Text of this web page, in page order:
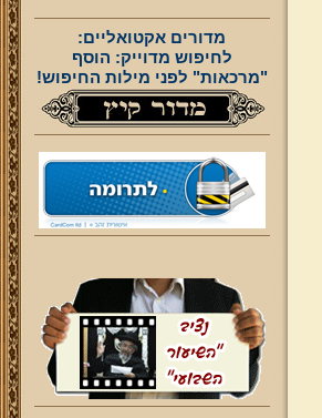
מדורים אקטואליים:
לחיפוש מדוייק: הוסף
"מרכאות" לפני מילות החיפוש!